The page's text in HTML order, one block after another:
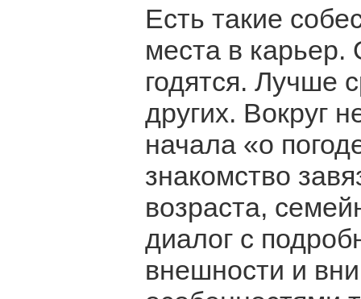
Есть такие
места в карьер.
годятся. Лучше
других. Вокруг
начала «о
знакомство
возраста,
диалог с
внешности и